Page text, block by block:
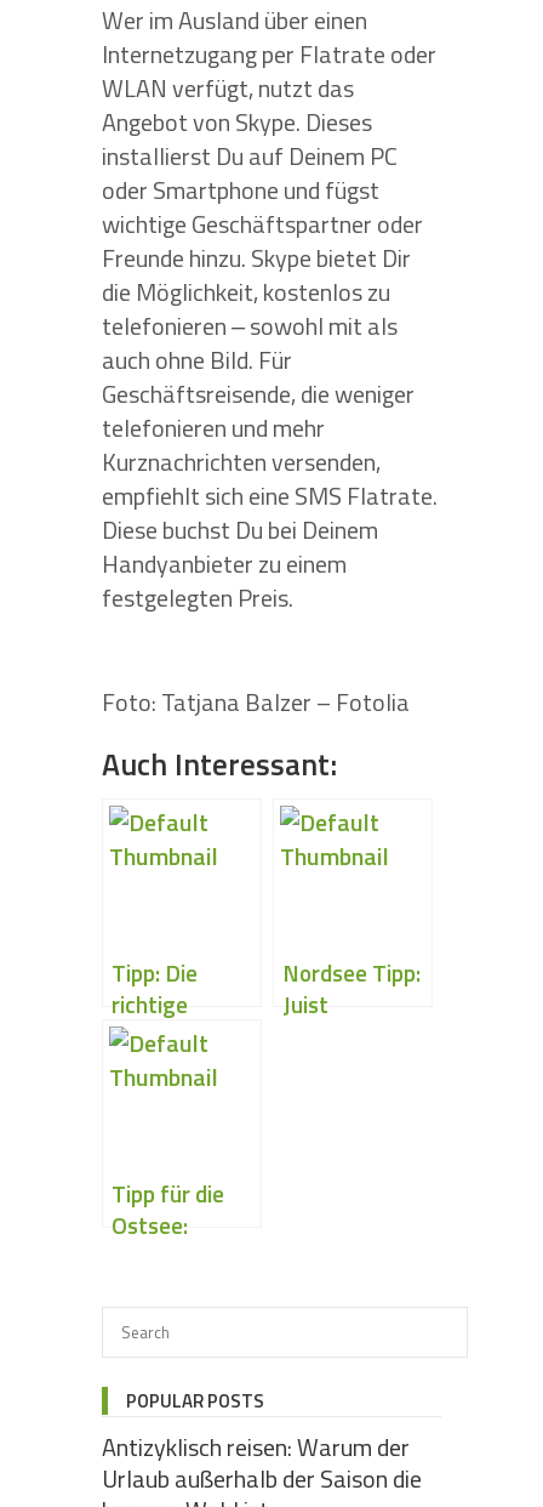
Wer im Ausland über einen
Internetzugang per Flatrate oder
WLAN verfügt, nutzt das
Angebot von Skype. Dieses
installierst Du auf Deinem PC
oder Smartphone und fügst
wichtige Geschäftspartner oder
Freunde hinzu. Skype bietet Dir
die Möglichkeit, kostenlos zu
telefonieren ‒ sowohl mit als
auch ohne Bild. Für
Geschäftsreisende, die weniger
telefonieren und mehr
Kurznachrichten versenden,
empfiehlt sich eine SMS Flatrate.
Diese buchst Du bei Deinem
Handyanbieter zu einem
festgelegten Preis.
Foto: Tatjana Balzer – Fotolia
Auch Interessant:
Tipp: Die
richtige
Ferienwohnun
g finden
Nordsee Tipp:
Juist
Tipp für die
Ostsee:
POPULAR POSTS
Antizyklisch reisen: Warum der
Urlaub außerhalb der Saison die